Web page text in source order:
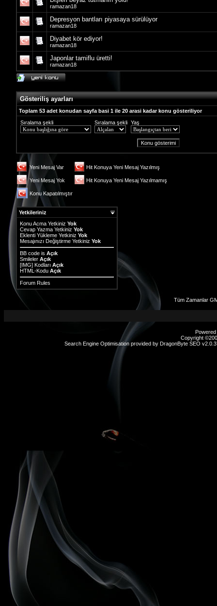
ramazan18
Depresyon bantları piyasaya sürülüyor
ramazan18
Diyabet kör ediyor!
ramazan18
Japonlar tamiflu üretti!
ramazan18
Gösteriliş ayarları
Toplam 53 adet konudan sayfa basi 1 ile 20 arasi kadar konu gösteriliyor
Sıralama şekli
Sıralama şekli Yaş
Yeni Mesaj Var Hit Konuya Yeni Mesaj Yazılmış
Yeni Mesaj Yok Hit Konuya Yeni Mesaj Yazılmamış
Konu Kapatılmıştır
Yetkileriniz
Konu Acma Yetkiniz Yok
Cevap Yazma Yetkiniz Yok
Eklenti Yükleme Yetkiniz Yok
Mesajınızı Değiştirme Yetkiniz Yok
BB code is Açık
Smileler Açık
[IMG] Kodları Açık
HTML-Kodu Açık
Forum Rules
Tüm Zamanlar
Copyright
Search Engine Optimisation provided by DragonByte SEO